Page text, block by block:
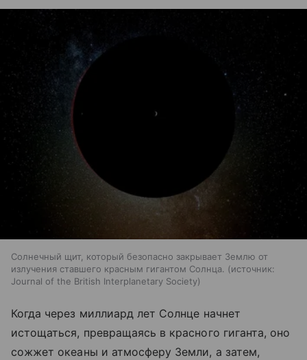
Солнечный щит, который безопасно закрывает Землю от
излучения ставшего красным гигантом Солнца.
источник:
Journal of the British Interplanetary Society
Когда через миллиард лет Солнце начнет
истощаться, превращаясь в красного гиганта, оно
сожжет океаны и атмосферу Земли, а затем,